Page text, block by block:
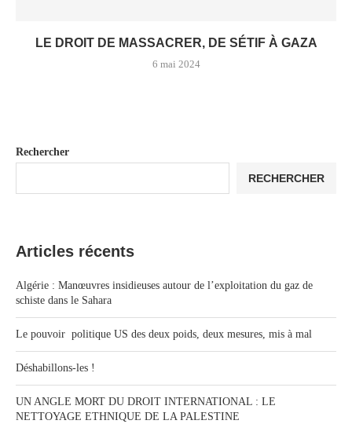
LE DROIT DE MASSACRER, DE SÉTIF À GAZA
6 mai 2024
Rechercher
RECHERCHER
Articles récents
Algérie : Manœuvres insidieuses autour de l’exploitation du gaz de
schiste dans le Sahara
Le pouvoir politique US des deux poids, deux mesures, mis à mal
Déshabillons-les !
UN ANGLE MORT DU DROIT INTERNATIONAL : LE
NETTOYAGE ETHNIQUE DE LA PALESTINE